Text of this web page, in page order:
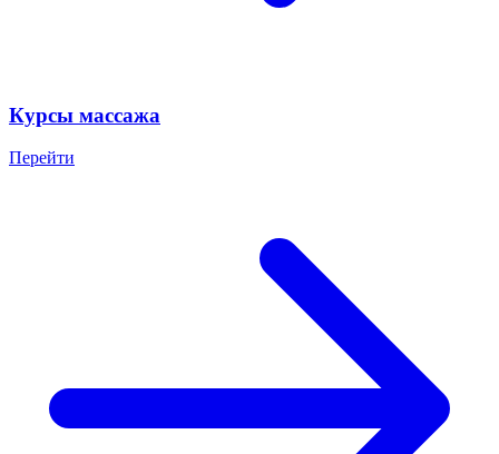
Курсы массажа
Перейти